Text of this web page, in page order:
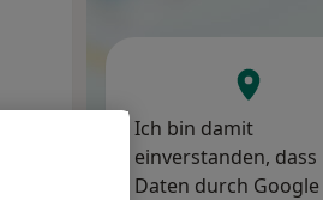
Ich bin damit
einverstanden, dass
Daten durch Google